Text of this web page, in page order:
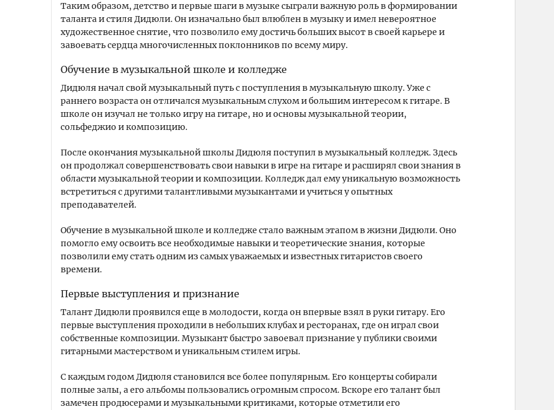
Таким образом, детство и первые шаги в музыке сыграли важную роль в формировании
таланта и стиля Дидюли. Он изначально был влюблен в музыку и имел невероятное
художественное снятие, что позволило ему достичь больших высот в своей карьере и
завоевать сердца многочисленных поклонников по всему миру.
Обучение в музыкальной школе и колледже
Дидюля начал свой музыкальный путь с поступления в музыкальную школу. Уже с
раннего возраста он отличался музыкальным слухом и большим интересом к гитаре. В
школе он изучал не только игру на гитаре, но и основы музыкальной теории,
сольфеджио и композицию.
После окончания музыкальной школы Дидюля поступил в музыкальный колледж. Здесь
он продолжал совершенствовать свои навыки в игре на гитаре и расширял свои знания в
области музыкальной теории и композиции. Колледж дал ему уникальную возможность
встретиться с другими талантливыми музыкантами и учиться у опытных
преподавателей.
Обучение в музыкальной школе и колледже стало важным этапом в жизни Дидюли. Оно
помогло ему освоить все необходимые навыки и теоретические знания, которые
позволили ему стать одним из самых уважаемых и известных гитаристов своего
времени.
Первые выступления и признание
Талант Дидюли проявился еще в молодости, когда он впервые взял в руки гитару. Его
первые выступления проходили в небольших клубах и ресторанах, где он играл свои
собственные композиции. Музыкант быстро завоевал признание у публики своими
гитарными мастерством и уникальным стилем игры.
С каждым годом Дидюля становился все более популярным. Его концерты собирали
полные залы, а его альбомы пользовались огромным спросом. Вскоре его талант был
замечен продюсерами и музыкальными критиками, которые отметили его